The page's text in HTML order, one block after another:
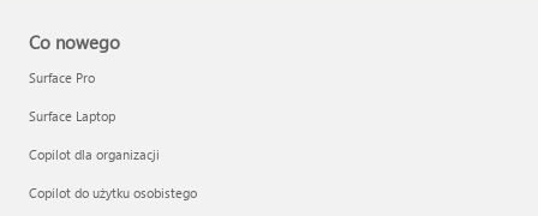
Co nowego
Surface Pro
Surface Laptop
Copilot dla organizacji
Copilot do użytku osobistego